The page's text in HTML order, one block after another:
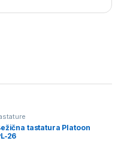
tastatura Platoon